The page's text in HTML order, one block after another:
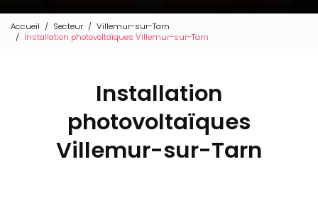
Accueil Secteur
Villemur-sur-Tarn
Installation photovoltaïques Villemur-sur-Tarn
Installation
photovoltaïques
Villemur-sur-Tarn